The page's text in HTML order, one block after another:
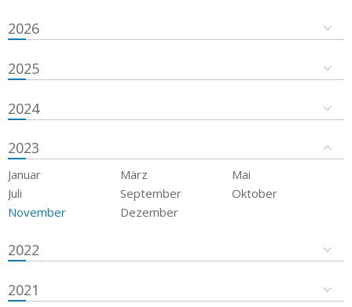
2026
2025
2024
2023
Januar März
Mai
Juli
September
Oktober
November
Dezember
2022
2021